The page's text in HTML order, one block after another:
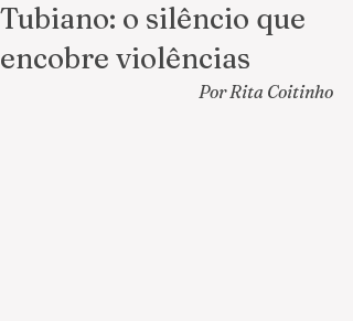
Tubiano: o silêncio que
encobre violências
Por Rita Coitinho